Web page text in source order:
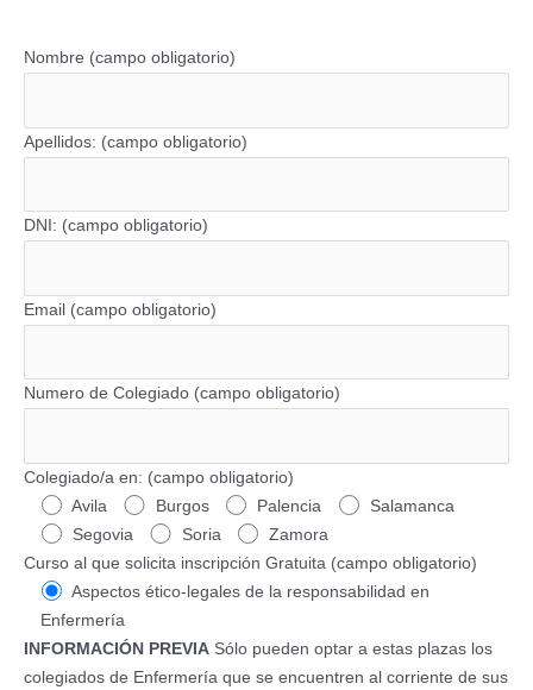
Nombre (campo obligatorio)
Apellidos: (campo obligatorio)
DNI: (campo obligatorio)
Email (campo obligatorio)
Numero de Colegiado (campo obligatorio)
Colegiado/a en: (campo obligatorio)
Avila
Burgos Palencia
Salamanca
Segovia
Soria
Zamora
Curso al que solicita inscripción Gratuita (campo obligatorio)
Aspectos ético-legales de la responsabilidad en
Enfermería
INFORMACIÓN PREVIA Sólo pueden optar a estas plazas los
colegiados de Enfermería que se encuentren al corriente de sus